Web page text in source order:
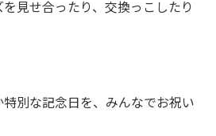
見せ合ったり、交換っこしたり
別な記念日を、みんなでお祝い